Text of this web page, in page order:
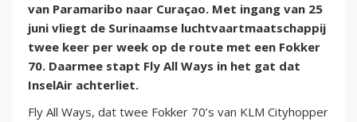
van Paramaribo naar Curaçao. Met ingang van 25
juni vliegt de Surinaamse luchtvaartmaatschappij
twee keer per week op de route met een Fokker
70. Daarmee stapt Fly All Ways in het gat dat
InselAir achterliet.
Fly All Ways, dat twee Fokker 70’s van KLM Cityhopper